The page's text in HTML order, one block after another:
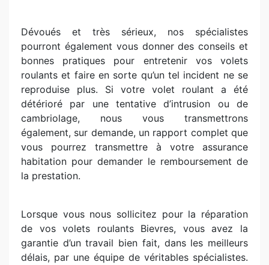
Dévoués et très sérieux, nos spécialistes
pourront également vous donner des conseils et
bonnes pratiques pour entretenir vos volets
roulants et faire en sorte qu’un tel incident ne se
reproduise plus. Si votre volet roulant a été
détérioré par une tentative d’intrusion ou de
cambriolage, nous vous transmettrons
également, sur demande, un rapport complet que
vous pourrez transmettre à votre assurance
habitation pour demander le remboursement de
la prestation.
Lorsque vous nous sollicitez pour la réparation
de vos volets roulants Bievres, vous avez la
garantie d’un travail bien fait, dans les meilleurs
délais, par une équipe de véritables spécialistes.